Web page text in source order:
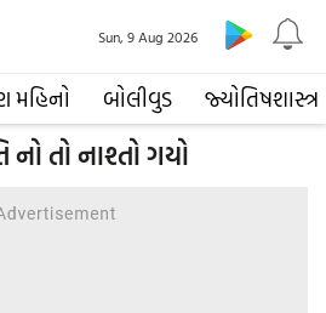
મહિનો બોલીવુડ જ્યોતિષશાસ્ત્ર
Sun, 9 Aug 2026
તો નાશ્તો ગયો